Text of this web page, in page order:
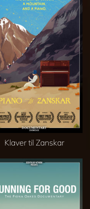
Klaver til Zanskar